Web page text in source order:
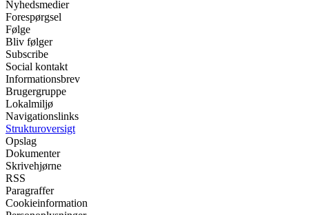
Nyhedsmedier
Forespørgsel
Følge
Bliv følger
Subscribe
Social kontakt
Informationsbrev
Brugergruppe
Lokalmiljø
Navigationslinks
Strukturoversigt
Opslag
Dokumenter
Skrivehjørne
RSS
Paragraffer
Cookieinformation